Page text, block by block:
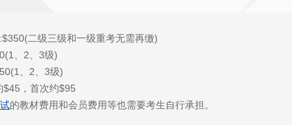
二级三级和一级重考无需再缴)
、2、3级)
、2、3级)
，首次约$95
的教材费用和会员费用等也需要考生自行承担。